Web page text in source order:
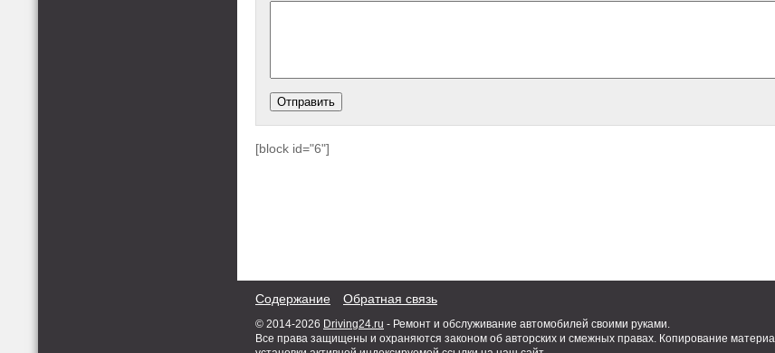
[block id="6"]
Содержание Обратная связь
© 2014-2026 Driving24.ru - Ремонт и обслуживание автомобилей своими руками.
Все права защищены и охраняются законом об авторских и смежных правах. Копирование